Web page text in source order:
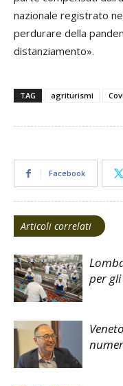
nazionale registrato
perdurare della
distanziamento».
TAG agriturismi
Facebook
Articoli correlati
per